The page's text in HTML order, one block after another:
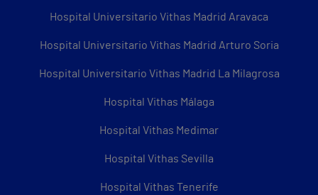
Hospital Universitario Vithas Madrid Aravaca
Hospital Universitario Vithas Madrid Arturo Soria
Hospital Universitario Vithas Madrid La Milagrosa
Hospital Vithas Málaga
Hospital Vithas Medimar
Hospital Vithas Sevilla
Hospital Vithas Tenerife